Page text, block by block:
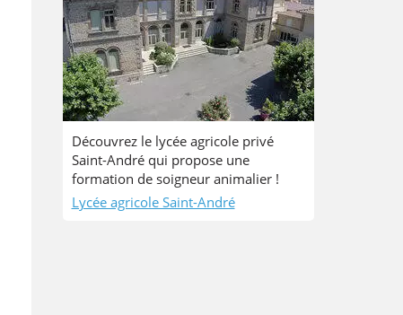
Découvrez le lycée agricole privé
Saint-André qui propose une
formation de soigneur animalier !
Lycée agricole Saint-André